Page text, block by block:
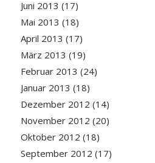
Juni 2013 (17)
Mai 2013 (18)
April 2013 (17)
März 2013 (19)
Februar 2013 (24)
Januar 2013 (18)
Dezember 2012 (14)
November 2012 (20)
Oktober 2012 (18)
September 2012 (17)